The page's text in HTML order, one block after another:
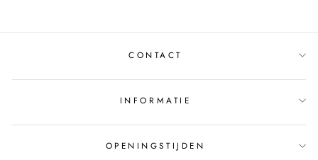
CONTACT
INFORMATIE
OPENINGSTIJDEN